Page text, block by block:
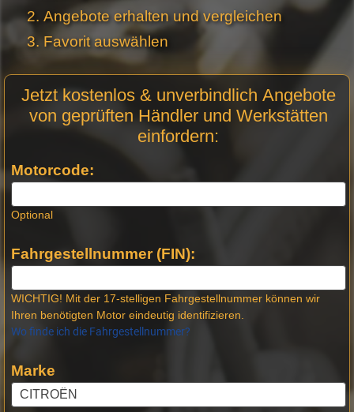
Angebote erhalten und vergleichen
Favorit auswählen
Anfrage
Stellen -
Jetzt kostenlos & unverbindlich Angebote
von geprüften Händler und Werkstätten
einfordern:
Motorcode:
Optional
Fahrgestellnummer (FIN):
WICHTIG! Mit der 17-stelligen Fahrgestellnummer können wir
Ihren benötigten Motor eindeutig identifizieren.
Wo finde ich die Fahrgestellnummer?
Marke